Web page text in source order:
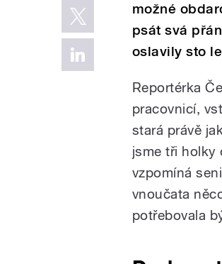
možné
psát svá
oslavily sto
Reportérka
pracovnicí,
stará právě
jsme tři holky
vzpomíná
vnoučata
potřebovala